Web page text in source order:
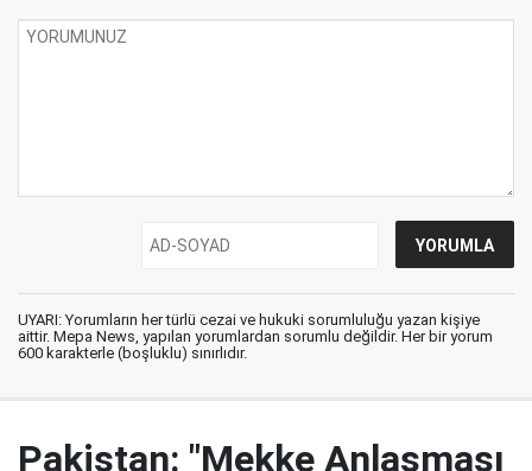
UYARI: Yorumların her türlü cezai ve hukuki sorumluluğu yazan kişiye
aittir. Mepa News, yapılan yorumlardan sorumlu değildir. Her bir yorum
600 karakterle (boşluklu) sınırlıdır.
Pakistan: "Mekke Anlaşması